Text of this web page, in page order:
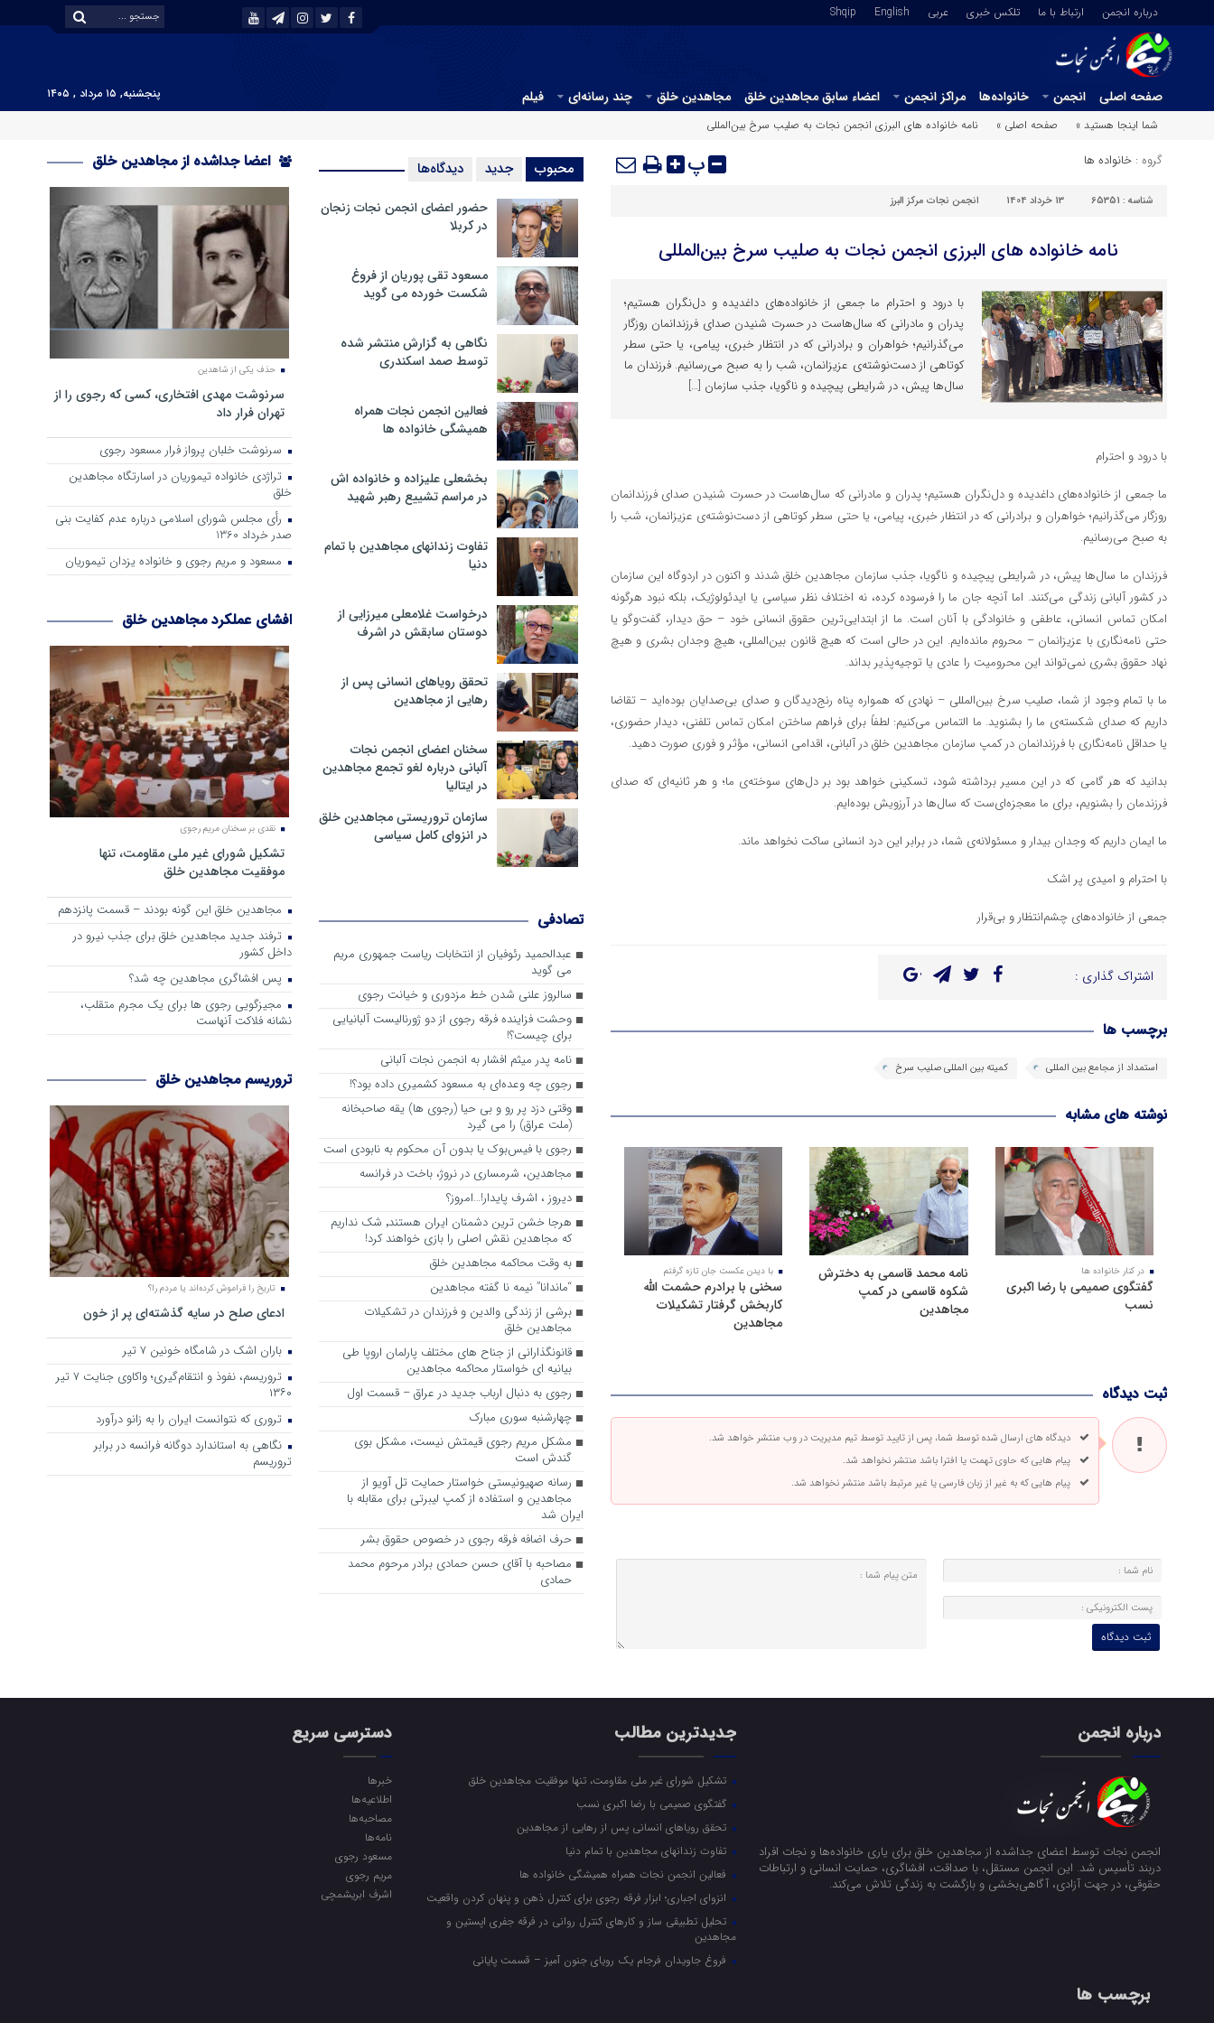
درباره انجمن ارتباط با ما تلکس خبری عربي English
Shqip
صفحه اصلی انجمن خانواده‌ها مراکز انجمن اعضاء سابق مجاهدین خلق مجاهدین خلق چند رسانه‌ای فیلم
پنجشنبه, ۱۵ مرداد , ۱۴۰۵
شما اینجا هستید »
صفحه اصلی » نامه خانواده های البرزی انجمن نجات به صلیب سرخ بین‌المللی
گروه : خانواده ها پ
شناسه : 65351 13 خرداد 1404 انجمن نجات مرکز البرز
نامه خانواده های البرزی انجمن نجات به صلیب سرخ بین‌المللی
با درود و احترام ما جمعی از خانواده‌های داغدیده و دل‌نگران هستیم؛
پدران و مادرانی که سال‌هاست در حسرت شنیدن صدای فرزندانمان روزگار
می‌گذرانیم؛ خواهران و برادرانی که در انتظار خبری، پیامی، یا حتی سطر
کوتاهی از دست‌نوشته‌ی عزیزانمان، شب را به صبح می‌رسانیم. فرزندان ما
سال‌ها پیش، در شرایطی پیچیده و ناگویا، جذب سازمان […]
با درود و احترام
ما جمعی از خانواده‌های داغدیده و دل‌نگران هستیم؛ پدران و مادرانی که سال‌هاست در حسرت شنیدن صدای فرزندانمان
روزگار می‌گذرانیم؛ خواهران و برادرانی که در انتظار خبری، پیامی، یا حتی سطر کوتاهی از دست‌نوشته‌ی عزیزانمان، شب را
به صبح می‌رسانیم.
فرزندان ما سال‌ها پیش، در شرایطی پیچیده و ناگویا، جذب سازمان مجاهدین خلق شدند و اکنون در اردوگاه این سازمان
در کشور آلبانی زندگی می‌کنند. اما آنچه جان ما را فرسوده کرده، نه اختلاف نظر سیاسی یا ایدئولوژیک، بلکه نبود هرگونه
امکان تماس انسانی، عاطفی و خانوادگی با آنان است. ما از ابتدایی‌ترین حقوق انسانی خود – حق دیدار، گفت‌وگو یا
حتی نامه‌نگاری با عزیزانمان – محروم مانده‌ایم. این در حالی‌ است که هیچ قانون بین‌المللی، هیچ وجدان بشری و هیچ
نهاد حقوق بشری نمی‌تواند این محرومیت را عادی یا توجیه‌پذیر بداند.
ما با تمام وجود از شما، صلیب سرخ بین‌المللی – نهادی که همواره پناه رنج‌دیدگان و صدای بی‌صدایان بوده‌اید – تقاضا
داریم که صدای شکسته‌ی ما را بشنوید. ما التماس می‌کنیم: لطفاً برای فراهم ساختن امکان تماس تلفنی، دیدار حضوری،
یا حداقل نامه‌نگاری با فرزندانمان در کمپ سازمان مجاهدین خلق در آلبانی، اقدامی انسانی، مؤثر و فوری صورت دهید.
بدانید که هر گامی که در این مسیر برداشته شود، تسکینی خواهد بود بر دل‌های سوخته‌ی ما؛ و هر ثانیه‌ای که صدای
فرزندمان را بشنویم، برای ما معجزه‌ای‌ست که سال‌ها در آرزویش بوده‌ایم.
ما ایمان داریم که وجدان بیدار و مسئولانه‌ی شما، در برابر این درد انسانی ساکت نخواهد ماند.
با احترام و امیدی پر اشک
جمعی از خانواده‌های چشم‌انتظار و بی‌قرار
اشتراک گذاری :
برچسب ها
استمداد از مجامع بین المللی کمیته بین المللی صلیب سرخ
نوشته های مشابه
در کنار خانواده ها
گفتگوی صمیمی با رضا اکبری
نسب
نامه محمد قاسمی به دخترش
شکوه قاسمی در کمپ
مجاهدین
با دیدن عکست جان تازه گرفتم
سخنی با برادرم حشمت الله
کاربخش گرفتار تشکیلات
مجاهدین
ثبت دیدگاه
دیدگاه های ارسال شده توسط شما، پس از تایید توسط تیم مدیریت در وب منتشر خواهد شد.
پیام هایی که حاوی تهمت یا افترا باشد منتشر نخواهد شد.
پیام هایی که به غیر از زبان فارسی یا غیر مرتبط باشد منتشر نخواهد شد.
محبوب جدید دیدگاه‌ها
حضور اعضای انجمن نجات زنجان
در کربلا
مسعود تقی پوریان از فروغ
شکست خورده می گوید
نگاهی به گزارش منتشر شده
توسط صمد اسکندری
فعالین انجمن نجات همراه
همیشگی خانواده ها
بخشعلی علیزاده و خانواده اش
در مراسم تشییع رهبر شهید
تفاوت زندانهای مجاهدین با تمام
دنیا
درخواست غلامعلی میرزایی از
دوستان سابقش در اشرف
تحقق رویاهای انسانی پس از
رهایی از مجاهدین
سخنان اعضای انجمن نجات
آلبانی درباره لغو تجمع مجاهدین
در ایتالیا
سازمان تروریستی مجاهدین خلق
در انزوای کامل سیاسی
تصادفی
عبدالحمید رئوفیان از انتخابات ریاست جمهوری مریم
می گوید
سالروز علنی شدن خط مزدوری و خیانت رجوی
وحشت فزاینده فرقه رجوی از دو ژورنالیست آلبانیایی
برای چیست؟!
نامه پدر میثم افشار به انجمن نجات آلبانی
رجوی چه وعده‌ای به مسعود کشمیری داده بود؟!
وقتی دزد پر رو و بی حیا (رجوی ها) یقه صاحبخانه
(ملت عراق) را می گیرد
رجوی با فیس‌بوک یا بدون آن محکوم به نابودی است
مجاهدین، شرم‎ساری در نروژ، باخت در فرانسه
ديروز ، اشرف پايدار!…امروز؟
هرجا خشن ترین دشمنان ایران هستند٬ شک نداریم
که مجاهدین نقش اصلی را بازی خواهند کرد!
به وقت محاکمه مجاهدین خلق
“ماندانا” نیمه نا گفته مجاهدین
برشی از زندگی والدین و فرزندان در تشکیلات
مجاهدین خلق
قانونگذارانی از جناح های مختلف پارلمان اروپا طی
بیانیه ای خواستار محاکمه مجاهدین
رجوی به دنبال ارباب جدید در عراق – قسمت اول
چهارشنبه سوری مبارک
مشکل مریم رجوی قیمتش نیست، مشکل بوی
گندش است
رسانه صهیونیستی خواستار حمایت تل آویو از
مجاهدین و استفاده از کمپ لیبرتی برای مقابله با
ایران شد
حرف اضافه فرقه رجوی در خصوص حقوق بشر
مصاحبه با آقای حسن حمادی برادر مرحوم محمد
حمادی
اعضا جداشده از مجاهدین خلق
حذف یکی از شاهدین
سرنوشت مهدی افتخاری، کسی که رجوی را از
تهران فرار داد
سرنوشت خلبان پرواز فرار مسعود رجوی
تراژدی خانواده تیموریان در اسارتگاه مجاهدین
خلق
رأی مجلس شورای اسلامی درباره عدم كفایت بنی
صدر خرداد 1360
مسعود و مریم رجوی و خانواده یزدان تیموریان
افشای عملکرد مجاهدین خلق
نقدی بر سخنان مریم رجوی
تشکیل شورای غیر ملی مقاومت، تنها
موفقیت مجاهدین خلق
مجاهدین خلق این گونه بودند – قسمت پانزدهم
ترفند جدید مجاهدین خلق برای جذب نیرو در
داخل کشور
پس افشاگری مجاهدین چه شد؟
مجیزگویی رجوی ها برای یک مجرم متقلب،
نشانه فلاکت آنهاست
تروریسم مجاهدین خلق
تاریخ را فراموش کرده‌اند یا مردم را؟
ادعای صلح در سایه گذشته‌ای پر از خون
باران اشک در شامگاه خونین 7 تیر
تروریسم، نفوذ و انتقام‌گیری؛ واکاوی جنایت ۷ تیر
۱۳۶۰
تروری که نتوانست ایران را به زانو درآورد
نگاهی به استاندارد دوگانه فرانسه در برابر
تروریسم
درباره انجمن
انجمن نجات توسط اعضای جداشده از مجاهدین خلق برای یاری خانواده‌ها و نجات افراد
دربند تأسیس شد. این انجمن مستقل، با صداقت، افشاگری، حمایت انسانی و ارتباطات
حقوقی، در جهت آزادی، آگاهی‌بخشی و بازگشت به زندگی تلاش می‌کند.
جدیدترین مطالب
تشکیل شورای غیر ملی مقاومت، تنها موفقیت مجاهدین خلق
گفتگوی صمیمی با رضا اکبری نسب
تحقق رویاهای انسانی پس از رهایی از مجاهدین
تفاوت زندانهای مجاهدین با تمام دنیا
فعالین انجمن نجات همراه همیشگی خانواده ها
انزوای اجباری؛ ابزار فرقه رجوی برای کنترل ذهن و پنهان کردن واقعیت
تحلیل تطبیقی ساز و کارهای کنترل روانی در فرقه جفری اپستین و
مجاهدین
فروغ جاویدان فرجام یک رویای جنون آمیز – قسمت پایانی
دسترسی سریع
خبرها
اطلاعیه‌ها
مصاحبه‌ها
نامه‌ها
مسعود رجوی
مریم رجوی
اشرف ابریشمچی
برچسب ها